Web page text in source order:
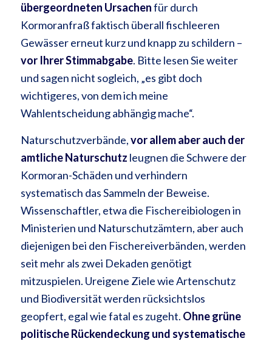
übergeordneten Ursachenfür durch
Kormoranfraß faktisch überall fischleeren
Gewässer erneut kurz und knapp zu schildern –
vor Ihrer Stimmabgabe. Bitte lesen Sie weiter
und sagen nicht sogleich, „es gibt doch
wichtigeres, von dem ich meine
Wahlentscheidung abhängig mache“.
Naturschutzverbände,vor allem aber auch der
amtliche Naturschutz leugnen die Schwere der
Kormoran-Schäden und verhindern
systematisch das Sammeln der Beweise.
Wissenschaftler, etwa die Fischereibiologen in
Ministerien und Naturschutzämtern, aber auch
diejenigen bei den Fischereiverbänden, werden
seit mehr als zwei Dekaden genötigt
mitzuspielen. Ureigene Ziele wie Artenschutz
und Biodiversität werden rücksichtslos
geopfert, egal wie fatal es zugeht. Ohne grüne
politische Rückendeckung und systematische